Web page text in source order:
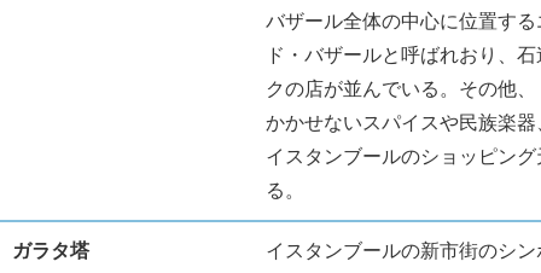
バザール全体の中心に位置す
ド・バザールと呼ばれおり、
クの店が並んでいる。その他
かかせないスパイスや民族楽
イスタンブールのショッピン
る。
ガラタ塔
イスタンブールの新市街のシ